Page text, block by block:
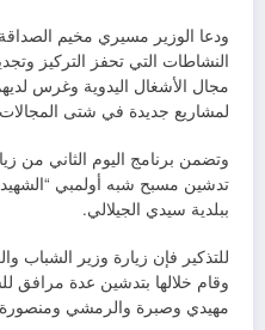
ودعا الوزير مسيري مخيم
النشاطات التي تحفز التركيز
مجال الأشغال اليدوية وغرس
لمشاريع جديدة في شتى
وتضمن برنامج اليوم الثاني من
تدشين مسبح شبه أولمبي
ببلدية سيدي الجيلالي.
للتذكير فإن زيارة وزير الشباب
وقام خلالها بتدشين عدة مرافق
مهيدي وصبرة والرمشي